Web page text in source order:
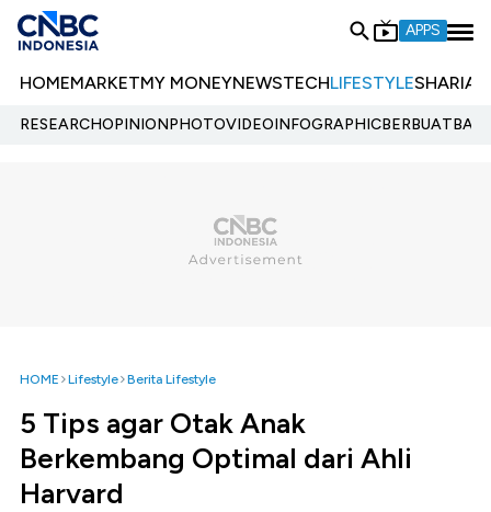
APPS
HOMEMARKETMY MONEYNEWSTECHLIFESTYLESHARIA
RESEARCHOPINIONPHOTOVIDEOINFOGRAPHIC
HOME Lifestyle Berita Lifestyle
5 Tips agar Otak Anak
Berkembang Optimal dari Ahli
Harvard